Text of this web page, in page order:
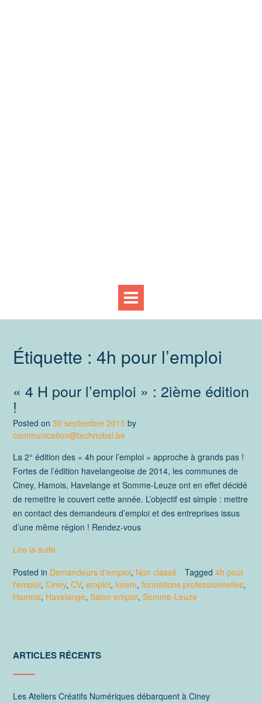
Étiquette : 4h pour l’emploi
« 4 H pour l’emploi » : 2ième édition
!
Posted on 30 septembre 2015 by
communication@technobel.be
La 2° édition des « 4h pour l’emploi » approche à grands pas !
Fortes de l’édition havelangeoise de 2014, les communes de
Ciney, Hamois, Havelange et Somme-Leuze ont en effet décidé
de remettre le couvert cette année. L’objectif est simple : mettre
en contact des demandeurs d’emploi et des entreprises issus
d’une même région ! Rendez-vous
Lire la suite
Posted in Demandeurs d'emploi, Non classé Tagged 4h pour
l'emploi, Ciney, CV, emploi, forem, formations professionnelles,
Hamois, Havelange, Salon emploi, Somme-Leuze
ARTICLES RÉCENTS
Les Ateliers Créatifs Numériques débarquent à Ciney